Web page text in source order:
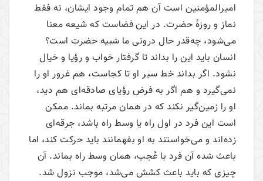
امیرالمؤمنین است آن هم تمام وجود ایشان، نه فقط
نماز و روزهٔ حضرت. در این فضاست که شیعه معنا
می‌شود، چه‌قدر حال درونی ما شبیه حضرت است؟
انسان باید این را بداند تا گرفتار خواب و رؤیا و خیال
نشود. اگر بداند خط سیر او تا کجاست، هم غرور او را
نمی‌گیرد و هم اگر به فرض رؤیای صادقه‌ای هم دید،
او را زمین‌گیر نکند که در همان مرتبه بماند. ممکن
است این فرد در اول راه یا وسط راه باشد، جرقه‌ای
زده‌اند و می‌خواستند به او بفهمانند باید حرکت کند، اما
باعث شده آن فرد با عُجب، همان وسط راه بماند. آن
چیزی که باید باعث کشش می‌شد، موجب نزول شد.